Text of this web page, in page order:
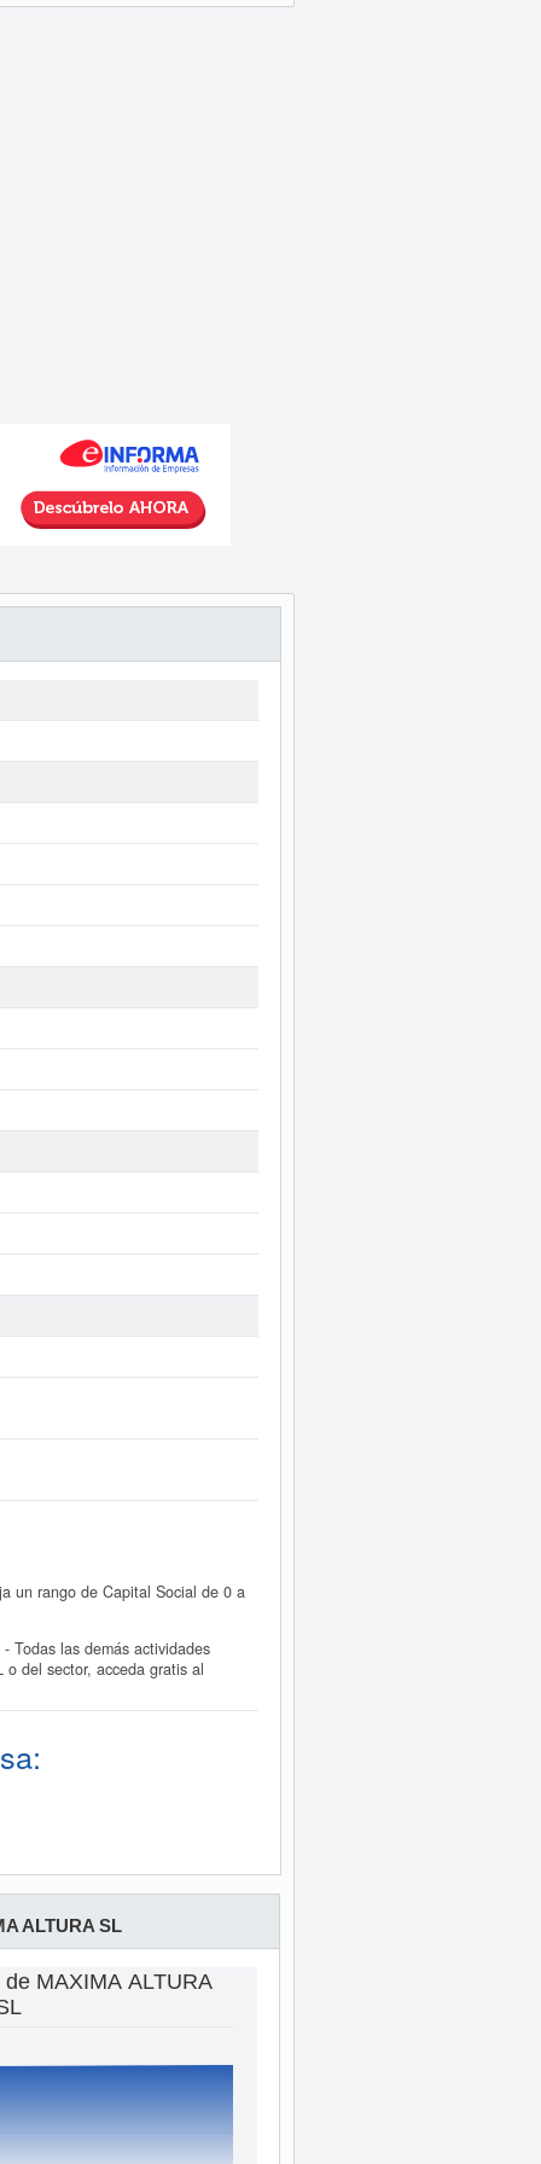
un rango de Capital Social de 0 a
Todas las demás actividades
o del sector, acceda gratis al
ALTURA SL
MAXIMA ALTURA